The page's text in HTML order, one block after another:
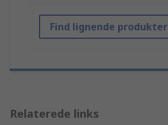
Find lignende produkter
Relaterede links